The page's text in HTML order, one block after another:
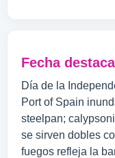
Fecha
Día de la
Port of Spain
steelpan;
se sirven dobles
fuegos refleja la